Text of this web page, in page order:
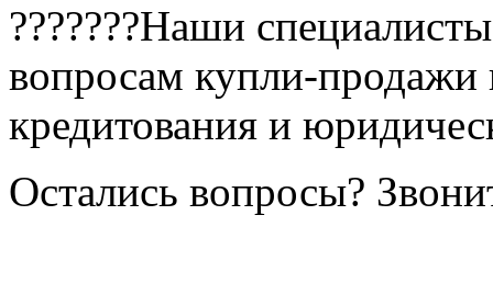
?‍???‍??‍?Наши
вопросам купли-продажи
кредитования и
Остались вопросы?